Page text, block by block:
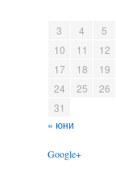
« юни
3
4 5
10
11 12
17
18 19
24
25 26
31
Google+